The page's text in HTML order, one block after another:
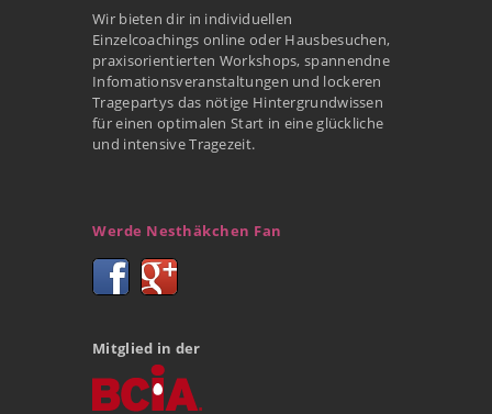
Wir bieten dir in individuellen
Einzelcoachings online oder Hausbesuchen,
praxisorientierten Workshops, spannendne
Infomationsveranstaltungen und lockeren
Tragepartys das nötige Hintergrundwissen
für einen optimalen Start in eine glückliche
und intensive Tragezeit.
Werde Nesthäkchen Fan
Mitglied in der